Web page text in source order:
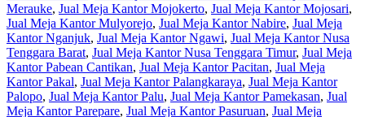
Merauke, Jual Meja Kantor Mojokerto, Jual Meja Kantor Mojosari,
Jual Meja Kantor Mulyorejo, Jual Meja Kantor Nabire, Jual Meja
Kantor Nganjuk, Jual Meja Kantor Ngawi, Jual Meja Kantor Nusa
Tenggara Barat, Jual Meja Kantor Nusa Tenggara Timur, Jual Meja
Kantor Pabean Cantikan, Jual Meja Kantor Pacitan, Jual Meja
Kantor Pakal, Jual Meja Kantor Palangkaraya, Jual Meja Kantor
Palopo, Jual Meja Kantor Palu, Jual Meja Kantor Pamekasan, Jual
Meja Kantor Parepare, Jual Meja Kantor Pasuruan, Jual Meja